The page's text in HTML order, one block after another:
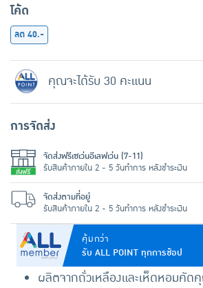
คุ้มกว่า
รับ ALL POINT ทุกการช้อป
ผลิตจากถั่วเหลืองและเห็ดหอมคั
โค้ด
ลด 40.-
คุณจะได้รับ 30 คะแนน
การจัดส่ง
จัดส่งฟรีเซเว่นอีเลฟเว่น (7-11)
รับสินค้าภายใน 2 - 5 วันทำการ หลังชำระเงิน
จัดส่งตามที่อยู่
รับสินค้าภายใน 2 - 5 วันทำการ หลังชำระเงิน